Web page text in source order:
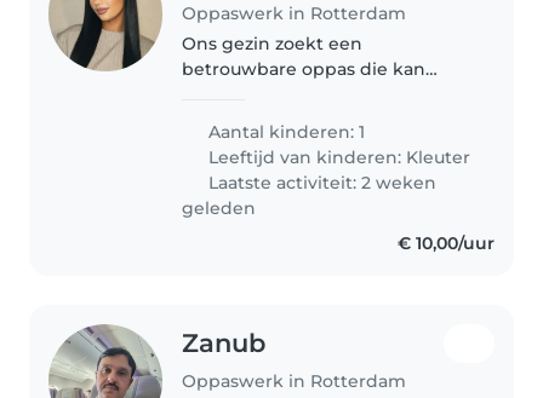
Oppaswerk in Rotterdam
Ons gezin zoekt een
betrouwbare oppas die kan
jarige zoon met autisme. We zijn
op zoek naar iemand met
ervaring in het begeleiden van
kinderen met speciale..
Aantal kinderen: 1
Leeftijd van kinderen: Kleuter
Laatste activiteit: 2 weken
geleden
€ 10,00/uur
Zanub
Oppaswerk in Rotterdam